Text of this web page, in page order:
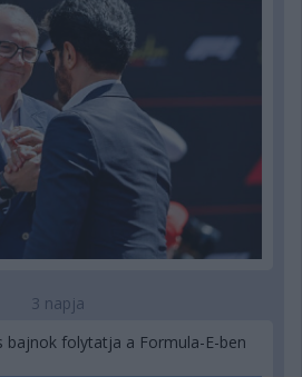
3 napja
bajnok folytatja a Formula-E-ben